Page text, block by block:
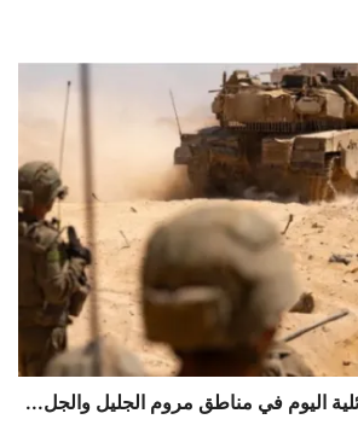
اليوم في مناطق مروم الجليل والجل...